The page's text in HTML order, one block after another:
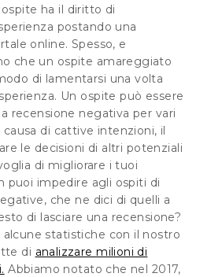
ha il diritto di
postando una
online. Spesso, e
che un ospite amareggiato
di lamentarsi una volta
Un ospite può essere
recensione negativa per vari
di cattive intenzioni, il
le decisioni di altri potenziali
di migliorare i tuoi
puoi impedire agli ospiti di
che ne dici di quelli a
di lasciare una recensione?
statistiche con il nostro
di analizzare milioni di
Abbiamo notato che nel 2017,